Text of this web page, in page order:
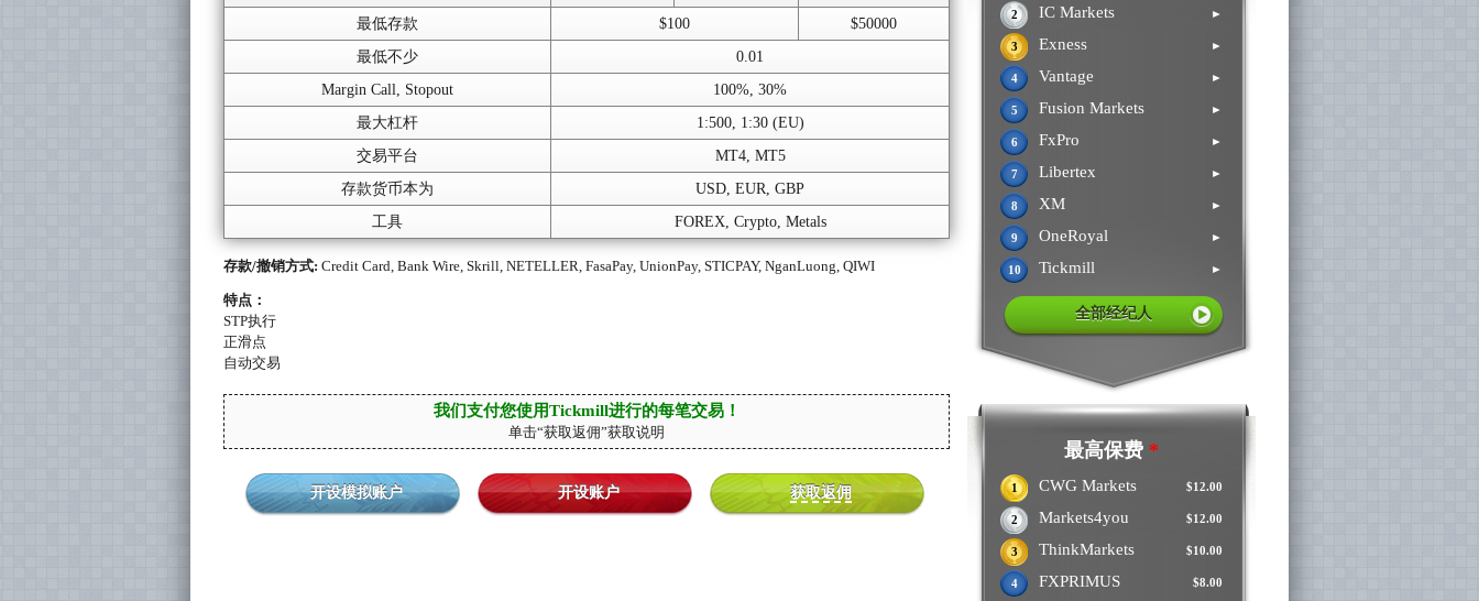
2 IC Markets ►
3 Exness ►
4 Vantage ►
5 Fusion Markets ►
6 FxPro ►
7 Libertex ►
8 XM ►
9 OneRoyal ►
10 Tickmill ►
全部经纪人
最高保费 *
$12.00
1 CWG Markets
$12.00
2 Markets4you
$10.00
3 ThinkMarkets
$8.00
4 FXPRIMUS
最低存款 $100
$50000
最低不少
0.01
Margin Call, Stopout
100%, 30%
最大杠杆
1:500, 1:30 (EU)
交易平台
MT4, MT5
存款货币本为
USD, EUR, GBP
工具
FOREX, Crypto, Metals
存款/撤销方式: Credit Card, Bank Wire, Skrill, NETELLER, FasaPay, UnionPay, STICPAY, NganLuong, QIWI
特点：
STP执行
正滑点
自动交易
我们支付您使用Tickmill进行的每笔交易！
单击“获取返佣”获取说明
开设模拟账户 开设账户 获取返佣